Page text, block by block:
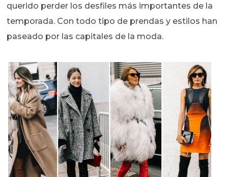
querido perder los desfiles más importantes de la
temporada. Con todo tipo de prendas y estilos han
paseado por las capitales de la moda.